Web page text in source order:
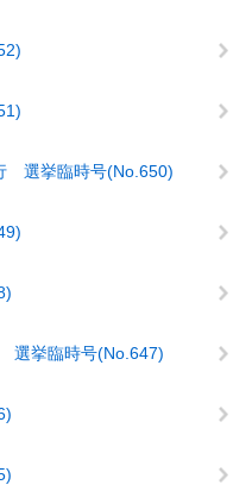
選挙臨時号(No.650)
挙臨時号(No.647)